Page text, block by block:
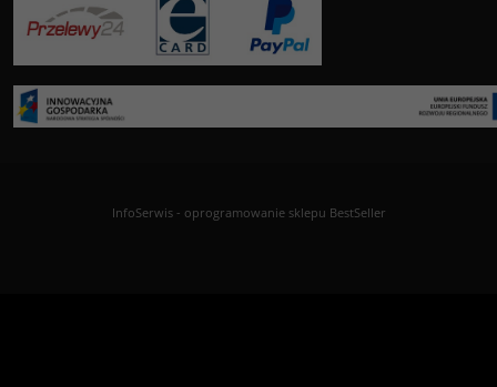
InfoSerwis- oprogramowanie sklepu BestSeller